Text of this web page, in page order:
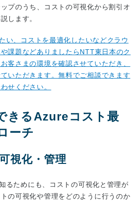
プのうち、コストの可視化から割引オ
します。
い、コストを最適化したいなどクラウ
課題などありましたらNTT東日本のク
客さまの環境を確認させていただき、
いただきます。無料でご相談できます
せください。
きるAzureコスト最
ーチ
視化・管理
るためにも、コストの可視化と管理が
の可視化や管理をどのように行うのか